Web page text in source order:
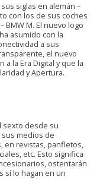
siglas en alemán –
con los de sus coches
BMW M. El nuevo logo
asumido con la
a sus
el nuevo
la Era Digital y que la
y Apertura.
sexto desde su
medios de
en revistas, panfletos,
etc. Esto significa
ostentarán
sí lo hagan en un